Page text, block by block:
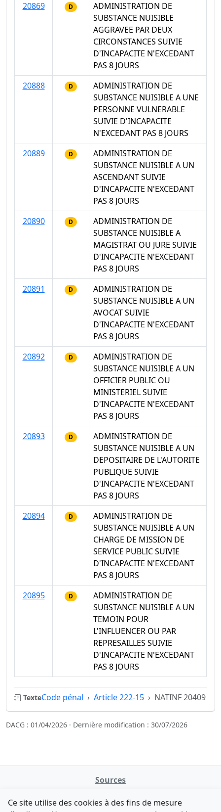
20869
D
ADMINISTRATION DE
SUBSTANCE NUISIBLE
AGGRAVEE PAR DEUX
CIRCONSTANCES SUIVIE
D'INCAPACITE N'EXCEDANT
PAS 8 JOURS
20888
D
ADMINISTRATION DE
SUBSTANCE NUISIBLE A UNE
PERSONNE VULNERABLE
SUIVIE D'INCAPACITE
N'EXCEDANT PAS 8 JOURS
20889
D
ADMINISTRATION DE
SUBSTANCE NUISIBLE A UN
ASCENDANT SUIVIE
D'INCAPACITE N'EXCEDANT
PAS 8 JOURS
20890
D
ADMINISTRATION DE
SUBSTANCE NUISIBLE A
MAGISTRAT OU JURE SUIVIE
D'INCAPACITE N'EXCEDANT
PAS 8 JOURS
20891
D
ADMINISTRATION DE
SUBSTANCE NUISIBLE A UN
AVOCAT SUIVIE
D'INCAPACITE N'EXCEDANT
PAS 8 JOURS
20892
D
ADMINISTRATION DE
SUBSTANCE NUISIBLE A UN
OFFICIER PUBLIC OU
MINISTERIEL SUIVIE
D'INCAPACITE N'EXCEDANT
PAS 8 JOURS
20893
D
ADMINISTRATION DE
SUBSTANCE NUISIBLE A UN
DEPOSITAIRE DE L'AUTORITE
PUBLIQUE SUIVIE
D'INCAPACITE N'EXCEDANT
PAS 8 JOURS
20894
D
ADMINISTRATION DE
SUBSTANCE NUISIBLE A UN
CHARGE DE MISSION DE
SERVICE PUBLIC SUIVIE
D'INCAPACITE N'EXCEDANT
PAS 8 JOURS
20895
D
ADMINISTRATION DE
SUBSTANCE NUISIBLE A UN
TEMOIN POUR
L'INFLUENCER OU PAR
REPRESAILLES SUIVIE
D'INCAPACITE N'EXCEDANT
PAS 8 JOURS
TexteCode pénal Article 222-15 NATINF 20409
DACG : 01/04/2026 · Dernière modification : 30/07/2026
Sources
data.gouv.fr
Ce site utilise des cookies à des fins de mesure